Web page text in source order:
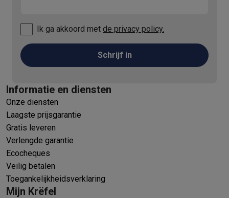
Ik ga akkoord met de privacy policy.
Schrijf in
Informatie en diensten
Onze diensten
Laagste prijsgarantie
Gratis leveren
Verlengde garantie
Ecocheques
Veilig betalen
Toegankelijkheidsverklaring
Mijn Krëfel